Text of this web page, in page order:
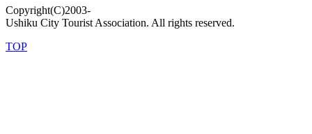
Copyright(C)2003-
Ushiku City Tourist Association. All rights reserved.
TOP